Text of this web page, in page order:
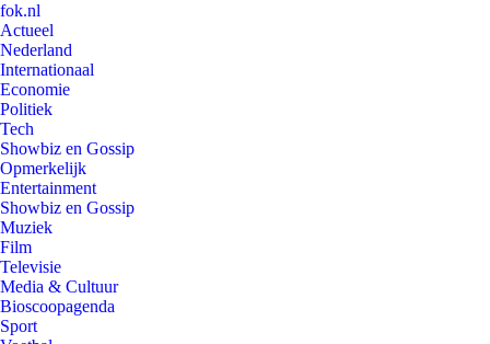
fok.nl
Actueel
Nederland
Internationaal
Economie
Politiek
Tech
Showbiz en Gossip
Opmerkelijk
Entertainment
Showbiz en Gossip
Muziek
Film
Televisie
Media & Cultuur
Bioscoopagenda
Sport